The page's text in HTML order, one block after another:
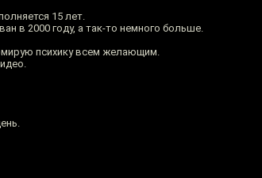
15 лет.
в 2000 году, а так-то немного больше.
психику всем желающим.